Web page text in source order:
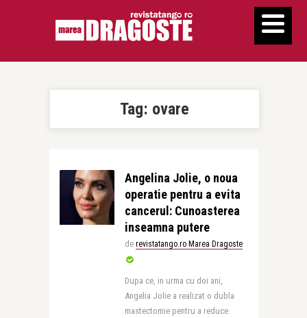
Tag: ovare
Angelina Jolie, o noua
operatie pentru a evita
cancerul: Cunoasterea
inseamna putere
de revistatango.ro Marea Dragoste
Dupa ce, in urma cu doi ani,
Angelia Jolie a realizat o dubla
mastectomie pentru a reduce